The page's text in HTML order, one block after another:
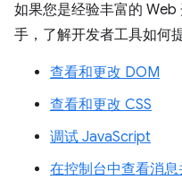
如果您是经验丰富的
手，了解开发者工具如何
查看和更改 DOM
查看和更改 CSS
调试 JavaScript
在控制台中查看消